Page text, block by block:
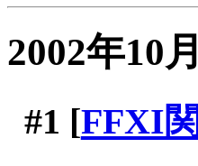
2002年10
#1 [FFXI